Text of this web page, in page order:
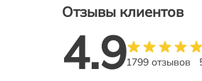
Отзывы клиентов
4.91799 отзывов